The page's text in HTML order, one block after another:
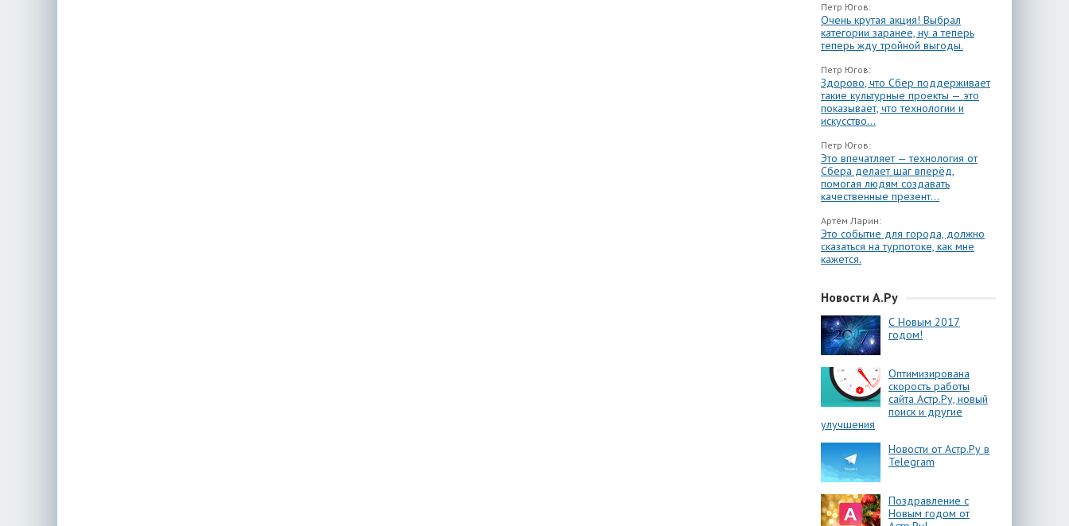
Петр Югов:
Очень крутая акция! Выбрал
категории заранее, ну а теперь
теперь жду тройной выгоды.
Петр Югов:
Здорово, что Сбер поддерживает
такие культурные проекты — это
показывает, что технологии и
искусство...
Петр Югов:
Это впечатляет — технология от
Сбера делает шаг вперёд,
помогая людям создавать
качественные презент...
Артём Ларин:
Это событие для города, должно
сказаться на турпотоке, как мне
кажется.
Новости А.Ру
С Новым 2017
годом!
Оптимизирована
скорость работы
сайта Астр.Ру, новый
поиск и другие
улучшения
Новости от Астр.Ру в
Telegram
Поздравление с
Новым годом от